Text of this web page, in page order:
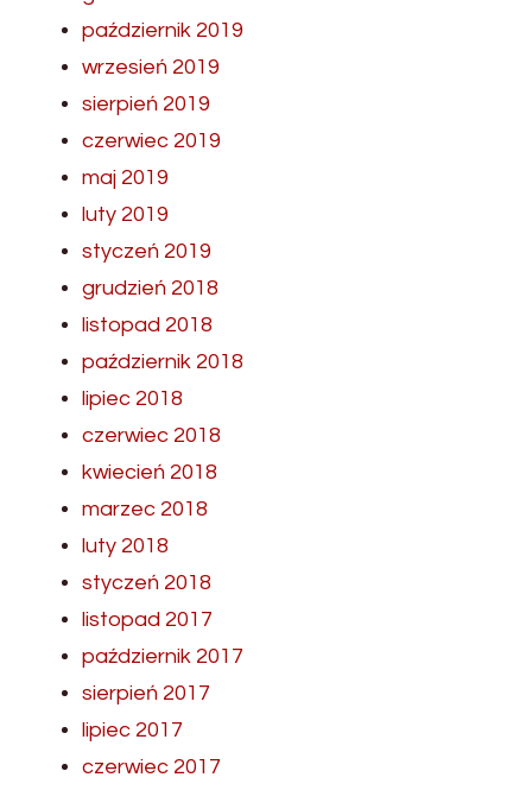
październik 2019
wrzesień 2019
sierpień 2019
czerwiec 2019
maj 2019
luty 2019
styczeń 2019
grudzień 2018
listopad 2018
październik 2018
lipiec 2018
czerwiec 2018
kwiecień 2018
marzec 2018
luty 2018
styczeń 2018
listopad 2017
październik 2017
sierpień 2017
lipiec 2017
czerwiec 2017